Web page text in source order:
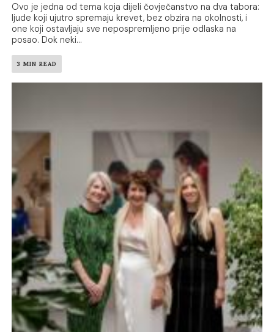
Ovo je jedna od tema koja dijeli čovječanstvo na dva tabora:
ljude koji ujutro spremaju krevet, bez obzira na okolnosti, i
one koji ostavljaju sve nepospremljeno prije odlaska na
posao. Dok neki...
3 MIN READ